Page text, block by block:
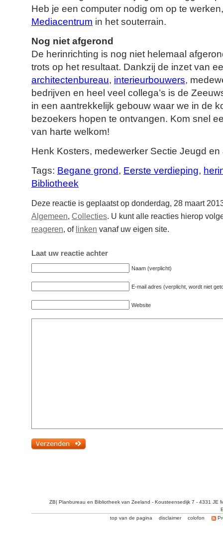
Heb je een computer nodig om op te
Mediacentrum in het souterrain.
Nog niet afgerond
De herinrichting is nog niet helemaal
trots op het resultaat. Dankzij de inzet van
architectenbureau, interieurbouwers,
bedrijven en heel veel collega’s is de
in een aantrekkelijk gebouw waar we in de
bezoekers hopen te ontvangen. Kom snel
van harte welkom!
Henk Kosters, medewerker Sectie Jeugd
Tags: Begane grond, Eerste verdieping,
Bibliotheek
Deze reactie is geplaatst op donderdag, 28 maart
Algemeen, Collecties. U kunt alle reacties hierop
reageren, of linken vanaf uw eigen site.
Laat uw reactie achter
Naam (verplicht)
E-mail adres (verplicht, wordt niet
Website
ZB| Planbureau en Bibliotheek van Zeeland - Kousteensedijk 7 - 4331 JE
top van de pagina
disclaimer colofon